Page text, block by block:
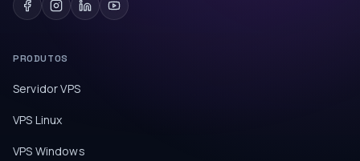
PRODUTOS
Servidor VPS
VPS Linux
VPS Windows